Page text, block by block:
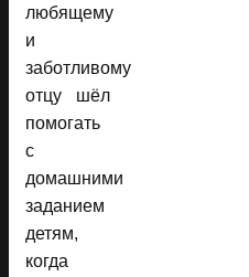
любящему
и
заботливому
отцу шёл
помогать
с
домашними
заданием
детям,
когда